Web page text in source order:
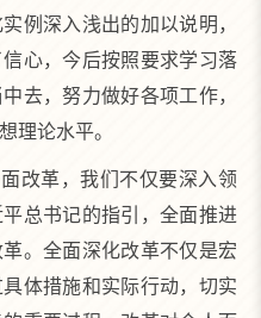
例深入浅出的加以说明，
心，今后按照要求学习落
去，努力做好各项工作，
理论水平。
改革，我们不仅要深入领
总书记的指引，全面推进
。全面深化改革不仅是宏
体措施和实际行动，切实